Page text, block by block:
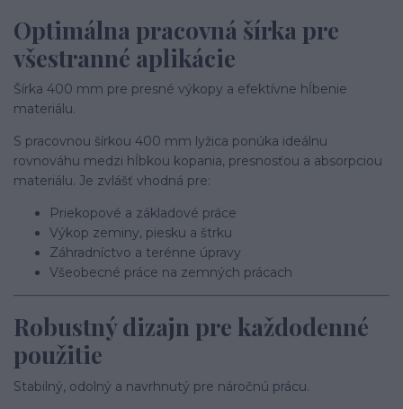
Optimálna pracovná šírka pre
všestranné aplikácie
Šírka 400 mm pre presné výkopy a efektívne hĺbenie
materiálu.
S pracovnou šírkou 400 mm lyžica ponúka ideálnu
rovnováhu medzi hĺbkou kopania, presnosťou a absorpciou
materiálu. Je zvlášť vhodná pre:
Priekopové a základové práce
Výkop zeminy, piesku a štrku
Záhradníctvo a terénne úpravy
Všeobecné práce na zemných prácach
Robustný dizajn pre každodenné
použitie
Stabilný, odolný a navrhnutý pre náročnú prácu.